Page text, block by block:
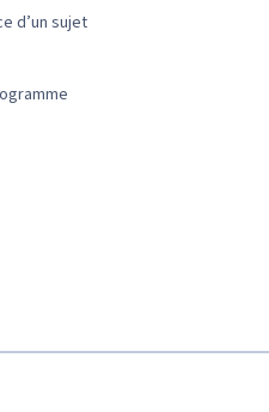
d’un sujet